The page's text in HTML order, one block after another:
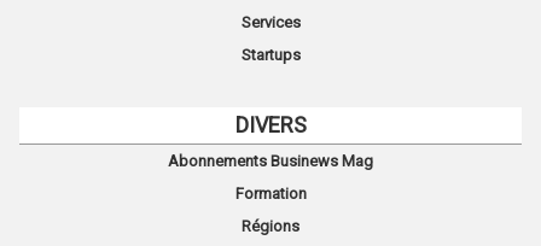
Services
Startups
DIVERS
Abonnements Businews Mag
Formation
Régions